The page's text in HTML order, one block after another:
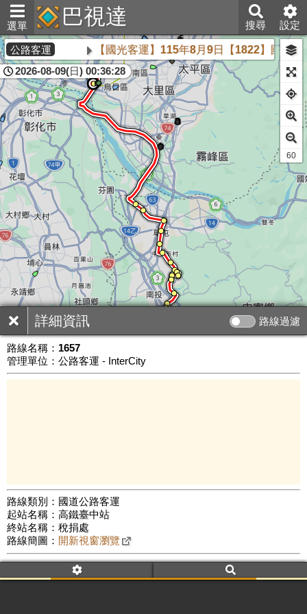
選單 巴視達 搜尋 設定
詳細資訊 路線過濾
路線名稱： 1657
管理單位：公路客運 - InterCity
路線類別：國道公路客運
起站名稱：高鐵臺中站
終站名稱：稅捐處
路線簡圖： 開新視窗瀏覽
附屬名稱：1657
車頭描述：高鐵臺中站
國道3號 南投
公路客運 【國光客運】115年8月9日【1822】國道路
2026-08-09(日) 00:36:28
公車數量: 累計1131、上線539
60